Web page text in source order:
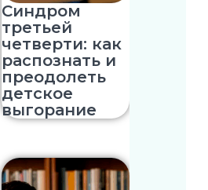
Синдром
третьей
четверти: как
распознать и
преодолеть
детское
выгорание